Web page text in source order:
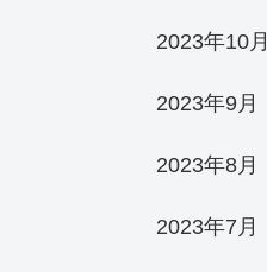
2023年10月
2023年9月
2023年8月
2023年7月